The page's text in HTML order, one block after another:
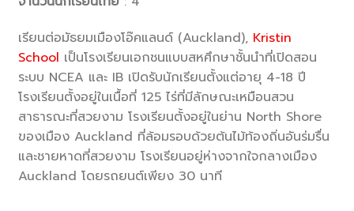
เรียนต่อมัธยมเมืองโอ๊คแลนด์ (Auckland), Kristin
School เป็นโรงเรียนเอกชนแบบสหศึกษาชั้นนำที่เปิดสอน
ระบบ NCEA และ IB เปิดรับนักเรียนตั้งแต่อายุ 4-18 ปี
โรงเรียนตั้งอยู่ในเนื้อที่ 125 ไร่ที่มีลักษณะเหมือนสวน
สาธารณะที่สวยงาม โรงเรียนตั้งอยู่ในย่าน North Shore
ของเมือง Auckland ที่ล้อมรอบด้วยต้นไม้ท้องถิ่นอันร่มรื่น
และชายหาดที่สวยงาม โรงเรียนอยู่ห่างจากใจกลางเมือง
Auckland โดยรถยนต์เพียง 30 นาที